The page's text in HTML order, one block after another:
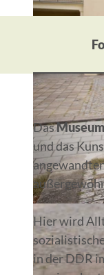
© Florian Läufer, Lizenz:
Das
und das
Hier wird
in der DDR